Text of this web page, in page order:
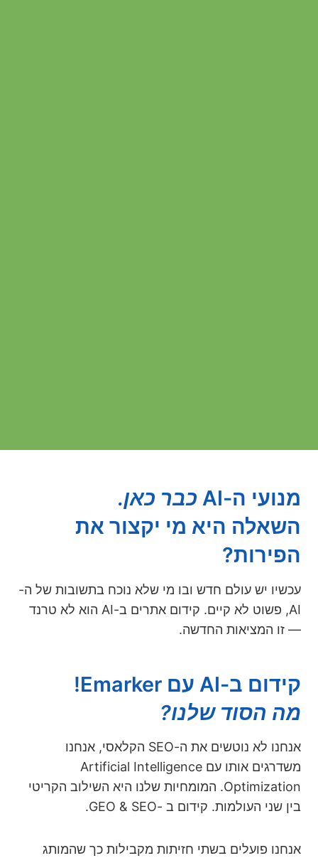
מנועי ה-AI
כבר כאן.
השאלה היא מי יקצור את
הפירות?
עכשיו יש עולם חדש ובו מי שלא נוכח בתשובות של ה-
AI, פשוט לא קיים. קידום אתרים ב-AI הוא לא טרנד
— זו המציאות החדשה.
קידום ב-AI עם Emarker!
מה הסוד שלנו?
אנחנו לא נוטשים את ה-SEO הקלאסי, אנחנו
משדרגים אותו עם Artificial Intelligence
Optimization. המומחיות שלנו היא השילוב הקריטי
בין שני העולמות. קידום ב -GEO & SEO.
אנחנו פועלים בשתי חזיתות מקבילות כך שהמותג